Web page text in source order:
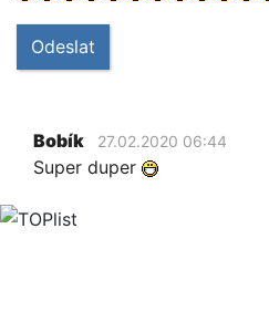
Odeslat
Bobík 27.02.2020 06:44
Super duper